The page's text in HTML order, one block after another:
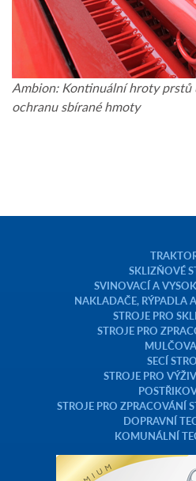
Ambion: Kontinuální hroty prstů
ochranu sbírané hmoty
SKLIZŇOVÉ
SVINOVACÍ A
NAKLADAČE, RÝPADLA
STROJE PRO
STROJE PRO
SECÍ
STROJE PRO
STROJE PRO ZPRACOVÁNÍ
DOPRAVNÍ
KOMUNÁLNÍ